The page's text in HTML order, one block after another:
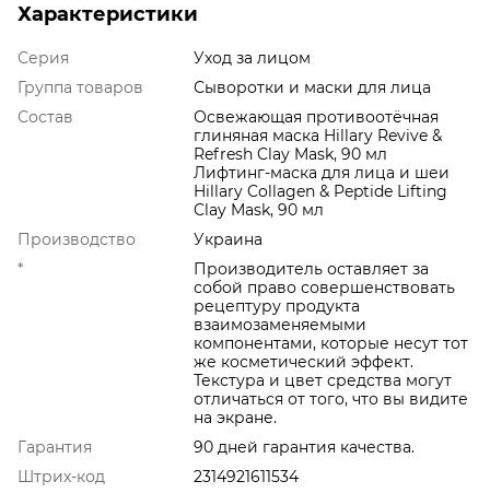
Характеристики
Серия
Уход за лицом
Группа товаров
Сыворотки и маски для лица
Состав
Освежающая противоотёчная
глиняная маска Hillary Revive &
Refresh Clay Mask, 90 мл
Лифтинг-маска для лица и шеи
Hillary Collagen & Peptide Lifting
Clay Mask, 90 мл
Производство
Украина
*
Производитель оставляет за
собой право совершенствовать
рецептуру продукта
взаимозаменяемыми
компонентами, которые несут тот
же косметический эффект.
Текстура и цвет средства могут
отличаться от того, что вы видите
на экране.
Гарантия
90 дней гарантия качества.
Штрих-код
2314921611534